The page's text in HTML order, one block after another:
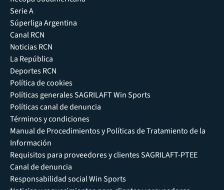
Serie A
Súperliga Argentina
Canal RCN
Noticias RCN
La República
Deportes RCN
Política de cookies
Políticas generales SAGRILAFT Win Sports
Políticas canal de denuncia
Términos y condiciones
Manual de Procedimientos y Políticas de Tratamiento de la
Información
Requisitos para proveedores y clientes SAGRILAFT-PTEE
Canal de denuncia
Responsabilidad social Win Sports